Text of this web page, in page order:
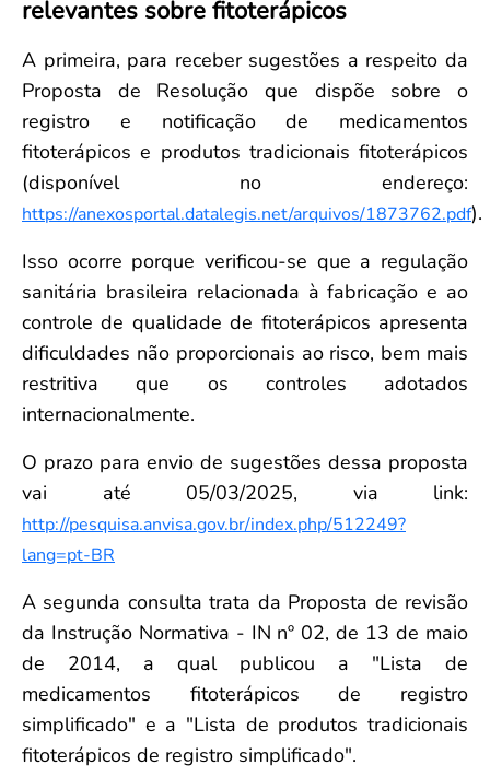
Convenção Coletiva 2025/2026 – Piso salarial Farmácias e Drogaria
Calendário Eleitoral
Candidatos
Votação
Dúvidas Frequentes
Eleições Anteriores
relevantes sobre fitoterápicos
A primeira, para receber sugestões a respeito da
Proposta de Resolução que dispõe sobre o
registro e notificação de medicamentos
fitoterápicos e produtos tradicionais fitoterápicos
(disponível no endereço:
https://anexosportal.datalegis.net/arquivos/1873762.pdf).
Isso ocorre porque verificou-se que a regulação
sanitária brasileira relacionada à fabricação e ao
controle de qualidade de fitoterápicos apresenta
dificuldades não proporcionais ao risco, bem mais
restritiva que os controles adotados
internacionalmente.
O prazo para envio de sugestões dessa proposta
vai até 05/03/2025, via link:
http://pesquisa.anvisa.gov.br/index.php/512249?
lang=pt-BR
A segunda consulta trata da Proposta de revisão
da Instrução Normativa - IN nº 02, de 13 de maio
de 2014, a qual publicou a "Lista de
medicamentos fitoterápicos de registro
simplificado" e a "Lista de produtos tradicionais
fitoterápicos de registro simplificado".